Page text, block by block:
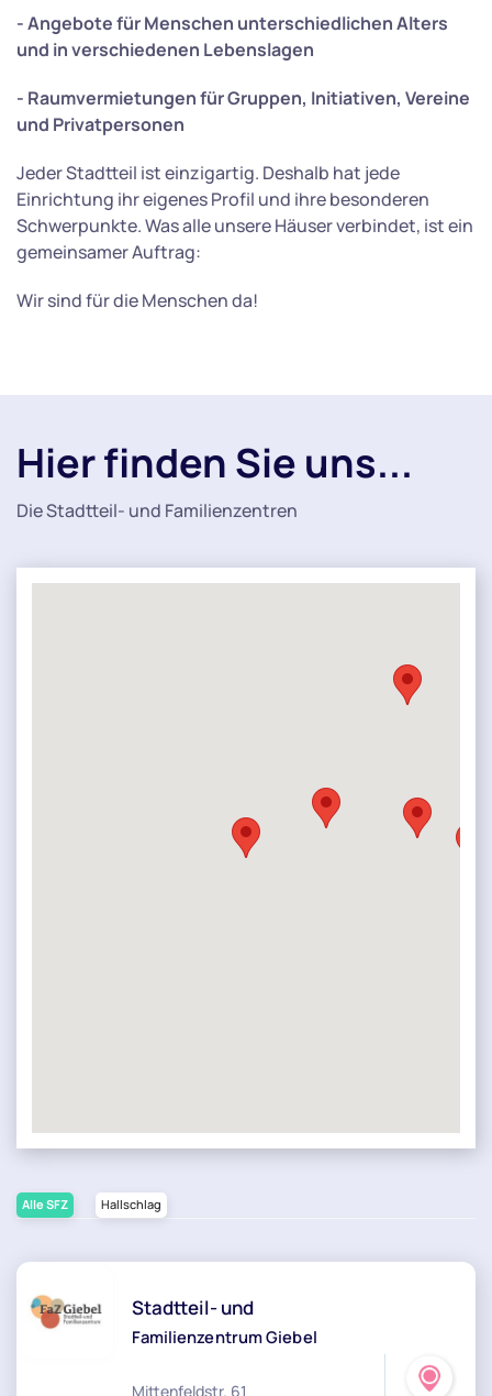
- Angebote für Menschen unterschiedlichen Alters
und in verschiedenen Lebenslagen
- Raumvermietungen für Gruppen, Initiativen, Vereine
und Privatpersonen
Jeder Stadtteil ist einzigartig. Deshalb hat jede
Einrichtung ihr eigenes Profil und ihre besonderen
Schwerpunkte. Was alle unsere Häuser verbindet, ist ein
gemeinsamer Auftrag:
Wir sind für die Menschen da!
Hier finden Sie uns...
Die Stadtteil- und Familienzentren
Alle SFZ Hallschlag
Stadtteil- und
Familienzentrum Giebel
Mittenfeldstr. 61